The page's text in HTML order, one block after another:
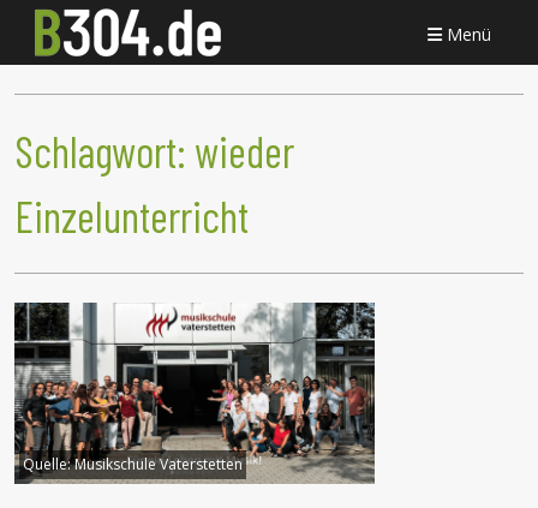
Menü
Schlagwort: wieder
Einzelunterricht
Quelle:Musikschule Vaterstetten